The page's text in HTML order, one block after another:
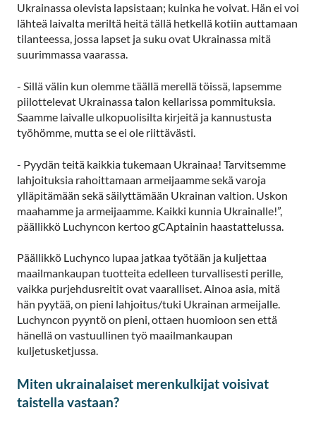
Ukrainassa olevista lapsistaan; kuinka he voivat. Hän ei voi
lähteä laivalta meriltä heitä tällä hetkellä kotiin auttamaan
tilanteessa, jossa lapset ja suku ovat Ukrainassa mitä
suurimmassa vaarassa.
- Sillä välin kun olemme täällä merellä töissä, lapsemme
piilottelevat Ukrainassa talon kellarissa pommituksia.
Saamme laivalle ulkopuolisilta kirjeitä ja kannustusta
työhömme, mutta se ei ole riittävästi.
- Pyydän teitä kaikkia tukemaan Ukrainaa! Tarvitsemme
lahjoituksia rahoittamaan armeijaamme sekä varoja
ylläpitämään sekä säilyttämään Ukrainan valtion. Uskon
maahamme ja armeijaamme. Kaikki kunnia Ukrainalle!”,
päällikkö Luchyncon kertoo gCAptainin haastattelussa.
Päällikkö Luchynco lupaa jatkaa työtään ja kuljettaa
maailmankaupan tuotteita edelleen turvallisesti perille,
vaikka purjehdusreitit ovat vaaralliset. Ainoa asia, mitä
hän pyytää, on pieni lahjoitus/tuki Ukrainan armeijalle.
Luchyncon pyyntö on pieni, ottaen huomioon sen että
hänellä on vastuullinen työ maailmankaupan
kuljetusketjussa.
Miten ukrainalaiset merenkulkijat voisivat
taistella vastaan?